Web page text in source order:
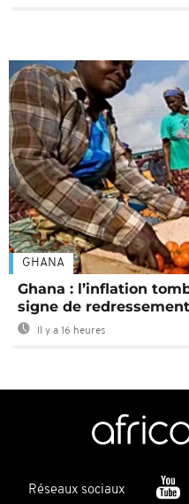
GHANA
Ghana : l’inflation
signe de
Il y a 16 heures
Réseaux sociaux